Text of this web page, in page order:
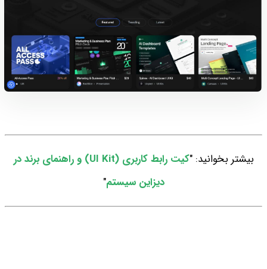
بیشتر بخوانید: "
کیت رابط کاربری (UI Kit) و راهنمای برند در
دیزاین سیستم"